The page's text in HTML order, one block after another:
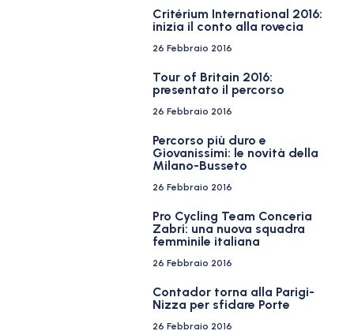
Critérium International 2016:
inizia il conto alla rovecia
26 Febbraio 2016
Tour of Britain 2016:
presentato il percorso
26 Febbraio 2016
Percorso più duro e
Giovanissimi: le novità della
Milano-Busseto
26 Febbraio 2016
Pro Cycling Team Conceria
Zabri: una nuova squadra
femminile italiana
26 Febbraio 2016
Contador torna alla Parigi-
Nizza per sfidare Porte
26 Febbraio 2016